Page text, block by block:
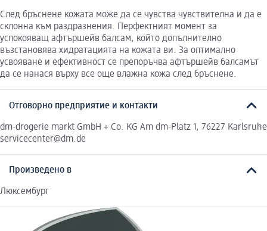
След бръснене кожата може да се чувства чувствителна и да е
склонна към раздразнения. Перфектният момент за
успокояващ афтършейв балсам, който допълнително
възстановява хидратацията на кожата ви. За оптимално
усвояване и ефективност се препоръчва афтършейв балсамът
да се нанася върху все още влажна кожа след бръснене.
Отговорно предприятие и контакти
dm-drogerie markt GmbH + Co. KG Am dm-Platz 1, 76227 Karlsruhe
servicecenter@dm.de
Произведено в
Люксембург